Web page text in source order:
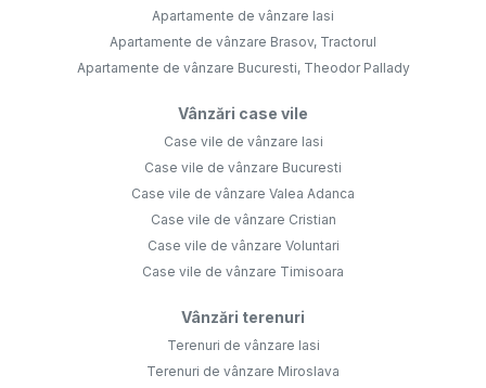
Apartamente de vânzare Iasi
Apartamente de vânzare Brasov, Tractorul
Apartamente de vânzare Bucuresti, Theodor Pallady
Vânzări case vile
Case vile de vânzare Iasi
Case vile de vânzare Bucuresti
Case vile de vânzare Valea Adanca
Case vile de vânzare Cristian
Case vile de vânzare Voluntari
Case vile de vânzare Timisoara
Vânzări terenuri
Terenuri de vânzare Iasi
Terenuri de vânzare Miroslava